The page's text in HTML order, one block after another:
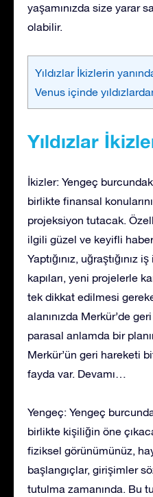
yaşamınızda size yarar
olabilir.
Yıldızlar İkizlerin
Venus içinde
Yıldızlar
İkizler: Yengeç
birlikte finansal
projeksiyon tutacak.
ilgili güzel ve keyifli
Yaptığınız, uğraştığınız
kapıları, yeni projelerle
tek dikkat edilmesi
alanınızda Merkür’de
parasal anlamda bir
Merkür’ün geri hareketi
fayda var. Devamı…
Yengeç: Yengeç
birlikte kişiliğin öne
fiziksel görünümünüz,
başlangıçlar, girişimler
tutulma zamanında. Bu